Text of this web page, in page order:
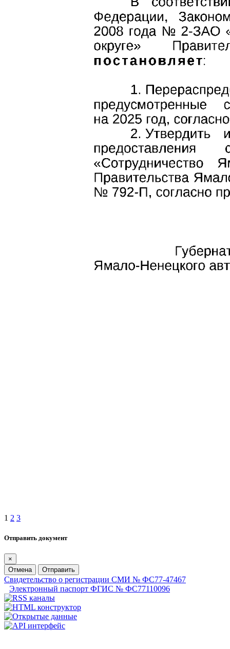
1 2 3
Отправить документ
×
Отмена
Отправить
Свидетельство о регистрации СМИ № ФС77-47467
Электронный паспорт ФГИС № ФС77110096